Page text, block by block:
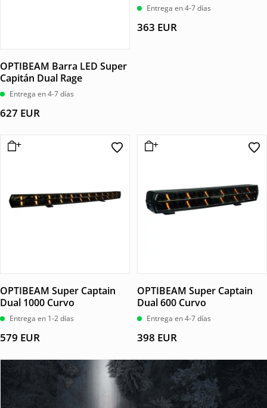
OPTIBEAM Barra LED Super
Capitán Dual Rage
Entrega en 4-7 días
627 EUR
Entrega en 4-7 días
363 EUR
OPTIBEAM Super Captain
Dual 1000 Curvo
Entrega en 1-2 días
579 EUR
OPTIBEAM Super Captain
Dual 600 Curvo
Entrega en 4-7 días
398 EUR